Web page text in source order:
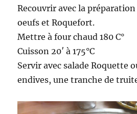
Recouvrir avec la préparation
oeufs et Roquefort.
Mettre à four chaud 180 C°
Cuisson 20′ à 175°C
Servir avec salade Roquette
endives, une tranche de